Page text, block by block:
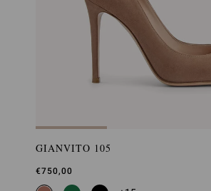
GIANVITO 105
€750,00